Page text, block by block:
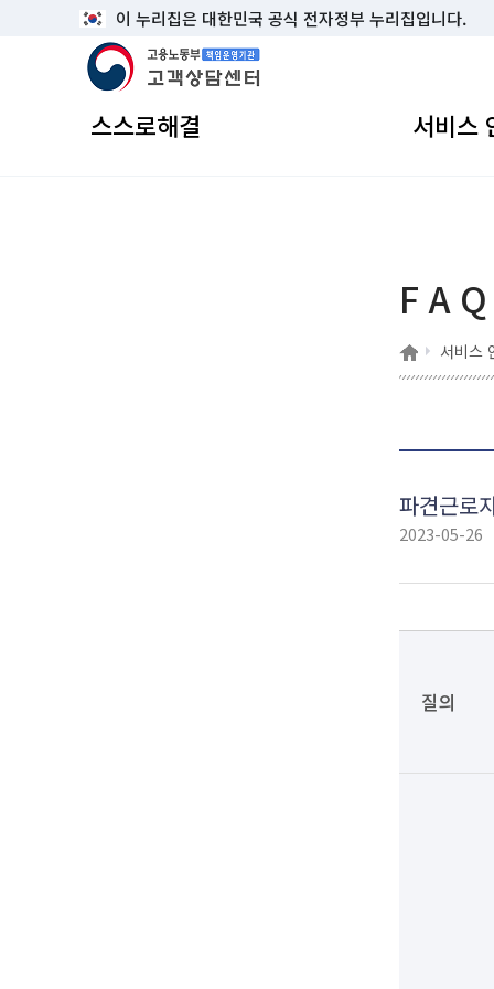
이 누리집은 대한민국 공식 전자정부 누리집입니다.
고용노동부 책임운영기관 고객상담센터
스스로해결 서비스
F A Q
홈 서비스
파견근로
2023-05-26
질의